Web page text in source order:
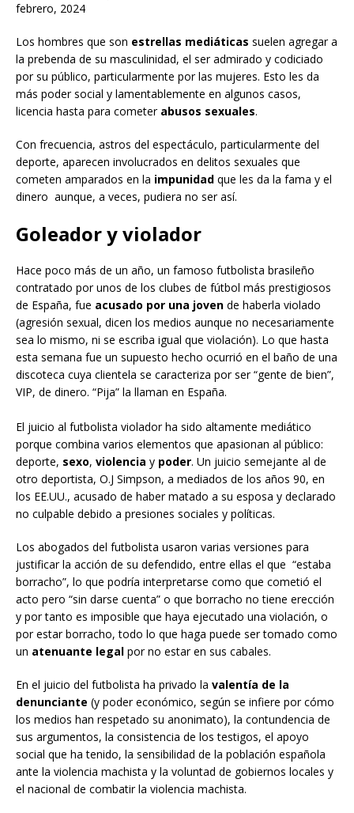
febrero, 2024
Los hombres que son estrellas mediáticas suelen agregar a
la prebenda de su masculinidad, el ser admirado y codiciado
por su público, particularmente por las mujeres. Esto les da
más poder social y lamentablemente en algunos casos,
licencia hasta para cometer abusos sexuales.
Con frecuencia, astros del espectáculo, particularmente del
deporte, aparecen involucrados en delitos sexuales que
cometen amparados en la impunidad que les da la fama y el
dinero aunque, a veces, pudiera no ser así.
Goleador y violador
Hace poco más de un año, un famoso futbolista brasileño
contratado por unos de los clubes de fútbol más prestigiosos
de España, fue acusado por una joven de haberla violado
(agresión sexual, dicen los medios aunque no necesariamente
sea lo mismo, ni se escriba igual que violación). Lo que hasta
esta semana fue un supuesto hecho ocurrió en el baño de una
discoteca cuya clientela se caracteriza por ser “gente de bien”,
VIP, de dinero. “Pija” la llaman en España.
El juicio al futbolista violador ha sido altamente mediático
porque combina varios elementos que apasionan al público:
deporte, sexo, violencia y poder. Un juicio semejante al de
otro deportista, O.J Simpson, a mediados de los años 90, en
los EE.UU., acusado de haber matado a su esposa y declarado
no culpable debido a presiones sociales y políticas.
Los abogados del futbolista usaron varias versiones para
justificar la acción de su defendido, entre ellas el que “estaba
borracho”, lo que podría interpretarse como que cometió el
acto pero “sin darse cuenta” o que borracho no tiene erección
y por tanto es imposible que haya ejecutado una violación, o
por estar borracho, todo lo que haga puede ser tomado como
un atenuante legal por no estar en sus cabales.
En el juicio del futbolista ha privado la valentía de la
denunciante (y poder económico, según se infiere por cómo
los medios han respetado su anonimato), la contundencia de
sus argumentos, la consistencia de los testigos, el apoyo
social que ha tenido, la sensibilidad de la población española
ante la violencia machista y la voluntad de gobiernos locales y
el nacional de combatir la violencia machista.